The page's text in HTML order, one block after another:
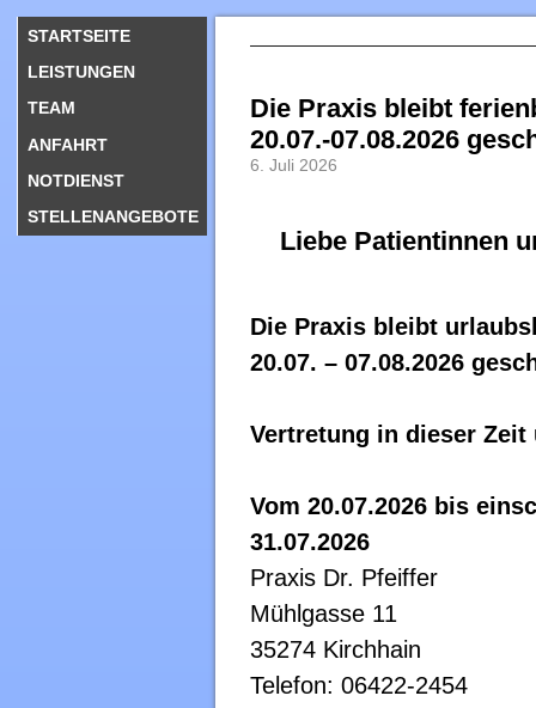
STARTSEITE
LEISTUNGEN
TEAM
ANFAHRT
NOTDIENST
STELLENANGEBOTE
Die Praxis bleibt
20.07.-07.08.2026
6. Juli 2026
Liebe Patientinnen
Die Praxis bleibt
20.07. – 07.08.2026
Vertretung in dieser Zeit
Vom 20.07.2026 bis
31.07.2026
Praxis Dr. Pfeiffer
Mühlgasse 11
35274 Kirchhain
Telefon: 06422-2454